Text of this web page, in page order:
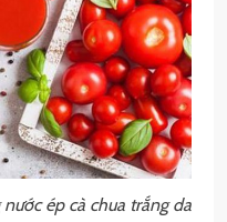
ép cà chua trắng da